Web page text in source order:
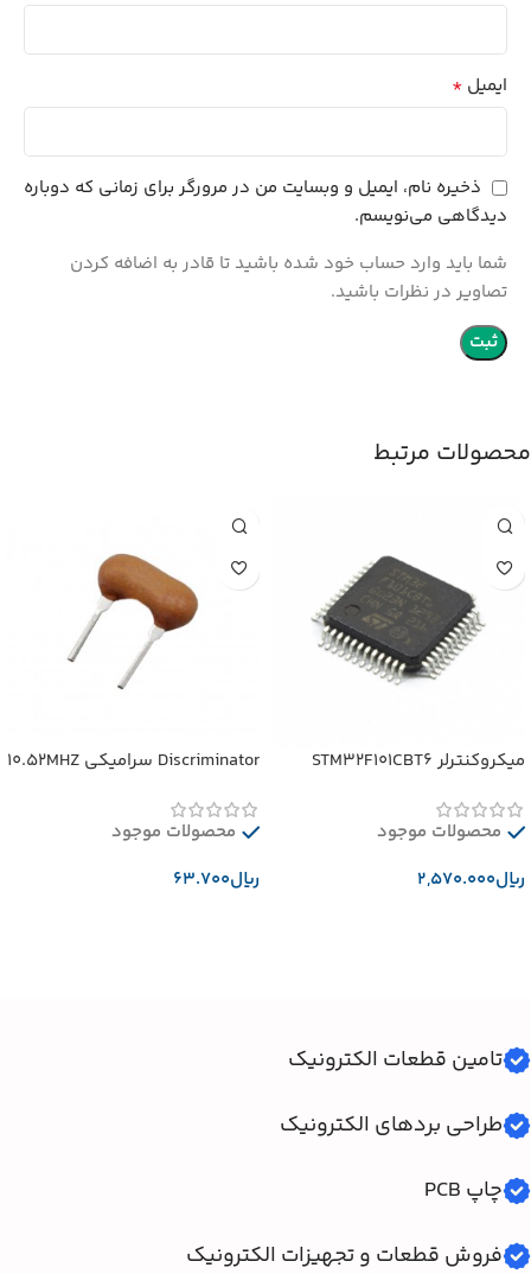
ایمیل *
ذخیره نام، ایمیل و وبسایت من در مرورگر برای زمانی که دوباره
دیدگاهی می‌نویسم.
شما باید وارد حساب خود شده باشید تا قادر به اضافه کردن
تصاویر در نظرات باشید.
محصولات مرتبط
میکروکنترلر STM32F101CBT6
محصولات موجود
﷼
Discriminator سرامیکی 10.52MHZ
محصولات موجود
﷼
تامین قطعات الکترونیک
طراحی بردهای الکترونیک
چاپ PCB
فروش قطعات و تجهیزات الکترونیک